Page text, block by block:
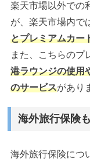
楽天市場以外での
が、楽天市場内で
とプレミアムカー
また、こちらのプ
港ラウンジの使用
のサービスがあり
海外旅行保険
海外旅行保険につ